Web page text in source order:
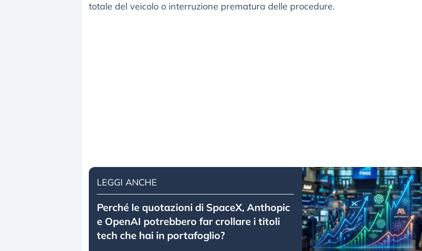
totale del veicolo o interruzione prematura delle procedure.
LEGGI ANCHE
Perché le quotazioni di SpaceX, Anthopic
e OpenAI potrebbero far crollare i titoli
tech che hai in portafoglio?